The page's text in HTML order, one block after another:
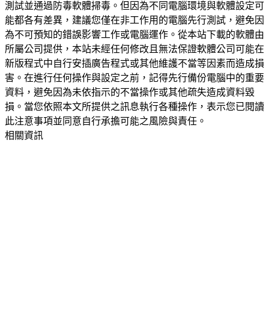
測試並通過防毒軟體掃毒。但因為不同電腦環境與軟體設定可
能都各有差異，建議您僅在非工作用的電腦先行測試，避免因
為不可預知的錯誤影響工作或電腦運作。從本站下載的軟體由
所屬公司提供，本站未經任何修改且無法保證軟體公司可能在
新版程式中自行安插廣告程式或其他維護不當等因素而造成損
害。在進行任何操作與設定之前，記得先行備份電腦中的重要
資料，避免因為未依指示的不當操作或其他疏失造成資料毀
損。當您依照本文所提供之訊息執行各種操作，表示您已閱讀
此注意事項並同意自行承擔可能之風險與責任。
相關資訊